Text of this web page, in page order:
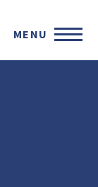
MENU